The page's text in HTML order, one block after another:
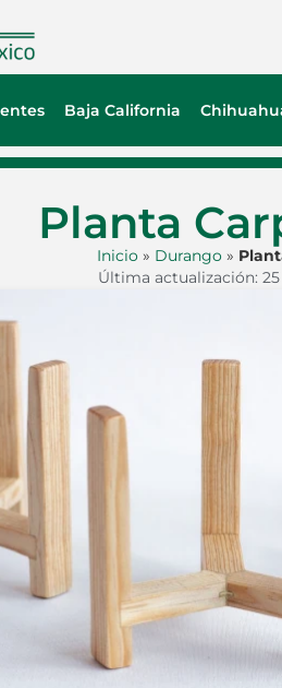
Baja California
Planta
Inicio» Durango»
Última actualización: